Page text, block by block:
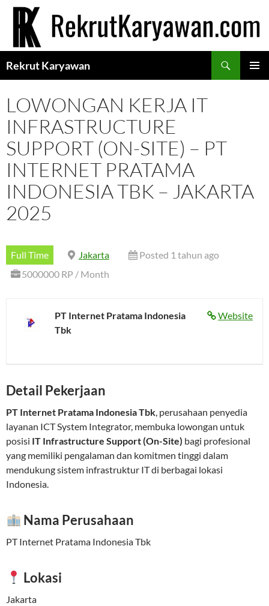
Langsung
Rekrut Karyawan
LOWONGAN KERJA IT
INFRASTRUCTURE
SUPPORT (ON-SITE) – PT
INTERNET PRATAMA
INDONESIA TBK – JAKARTA
2025
Full Time Jakarta
Posted 1 tahun ago
5000000 RP / Month
Website
PT Internet Pratama Indonesia
Tbk
Detail Pekerjaan
PT Internet Pratama Indonesia Tbk, perusahaan penyedia
layanan ICT System Integrator, membuka lowongan untuk
posisi IT Infrastructure Support (On-Site) bagi profesional
yang memiliki pengalaman dan komitmen tinggi dalam
mendukung sistem infrastruktur IT di berbagai lokasi
Indonesia.
Nama Perusahaan
PT Internet Pratama Indonesia Tbk
Lokasi
Jakarta